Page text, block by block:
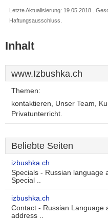
Letzte Aktualisierung: 19.05.2018 .
Haftungsausschluss.
Inhalt
www.Izbushka.ch
Themen:
kontaktieren, Unser Team,
Privatunterricht.
Beliebte Seiten
izbushka.ch
Specials - Russian language
Special ..
izbushka.ch
Contact - Russian Language
address ..